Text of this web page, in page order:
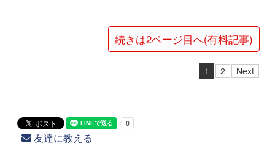
続きは2ページ目へ(有料記事)
1 2 Next
友達に教える